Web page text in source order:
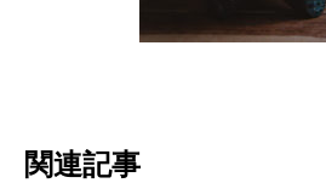
関連記事